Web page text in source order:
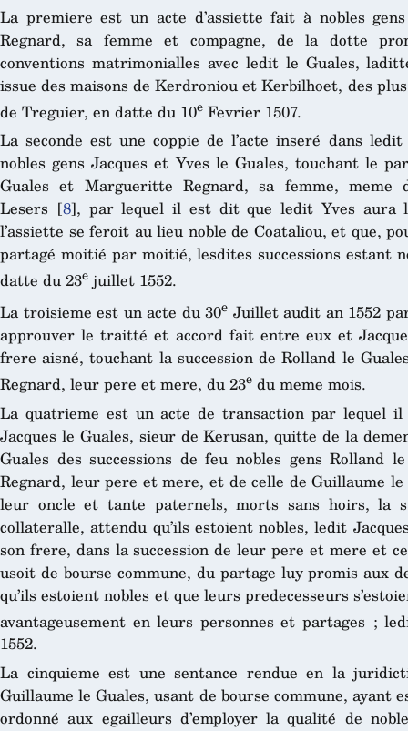
La premiere est un acte d’assiette fait à nobles
Regnard, sa femme et compagne, de la dotte
conventions matrimonialles avec ledit le Guales,
issue des maisons de Kerdroniou et Kerbilhoet, des
de Treguier, en datte du 10e Fevrier 1507.
La seconde est une coppie de l’acte inseré dans
nobles gens Jacques et Yves le Guales, touchant le
Guales et Margueritte Regnard, sa femme,
Lesers [8], par lequel il est dit que ledit Yves aura
l’assiette se feroit au lieu noble de Coataliou, et que,
partagé moitié par moitié, lesdites successions estant
datte du 23e juillet 1552.
La troisieme est un acte du 30e Juillet audit an 1552
approuver le traitté et accord fait entre eux et
frere aisné, touchant la succession de Rolland le
Regnard, leur pere et mere, du 23e du meme mois.
La quatrieme est un acte de transaction par lequel
Jacques le Guales, sieur de Kerusan, quitte de la
Guales des successions de feu nobles gens Rolland
Regnard, leur pere et mere, et de celle de Guillaume
leur oncle et tante paternels, morts sans hoirs, la
collateralle, attendu qu’ils estoient nobles, ledit
son frere, dans la succession de leur pere et mere et
usoit de bourse commune, du partage luy promis aux
qu’ils estoient nobles et que leurs predecesseurs
avantageusement en leurs personnes et partages ;
1552.
La cinquieme est une sentance rendue en la
Guillaume le Guales, usant de bourse commune, ayant
ordonné aux egailleurs d’employer la qualité de